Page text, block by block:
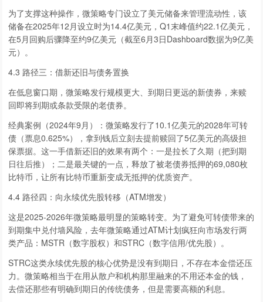
为了支撑这种操作，微策略专门设立了美元储备来管理流动性，该
储备在2025年12月设立时为14.4亿美元，Q1末峰值约22.1亿美元，
在5月回购后骤降至约9亿美元（截至6月3日Dashboard数据为9亿美
元）。
4.3 路径三：借新还旧与债务置换
在低息窗口期，微策略发行规模更大、到期日更远的新债券，来赎
回即将到期或条款受限的老债券。
经典案例（2024年9月）：微策略发行了10.1亿美元的2028年可转
债（票息0.625%），拿到钱后立刻去提前赎回了5亿美元的高级担
保票据。这一手借新还旧的效果有两个：一是拉长了久期（把到期
日往后推）；二是最关键的一点，释放了被老债券抵押的69,080枚
比特币，让所有比特币重新变成无抵押的优质资产。
4.4 路径四：向永续优先股转移（ATM增发）
这是2025-2026年微策略最明显的策略转变。为了避免可转债带来的
到期集中兑付墙风险，去年微策略通过ATM计划疯狂向市场发行两
类产品：MSTR（数字股权）和STRC（数字信用/优先股）。
STRC这类永续优先股的核心优势是没有到期日，不存在本金偿还压
力。微策略相当于在用从散户和机构那里融来的不用还本金的钱，
去偿还那些有明确到期日的传统债务，但是需要高额的利息。